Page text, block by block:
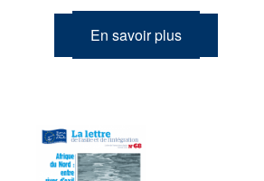
En savoir plus